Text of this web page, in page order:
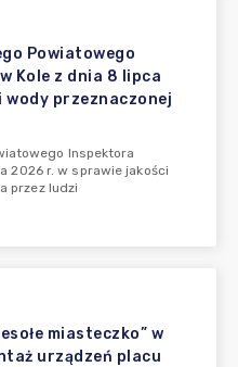
Powiatowego
Kole z dnia 8 lipca
wody przeznaczonej
Inspektora
2026 r. w sprawie jakości
przez ludzi
miasteczko” w
urządzeń placu